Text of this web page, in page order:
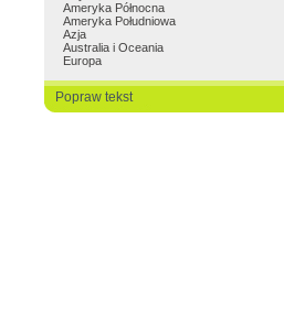
Ameryka Północna
Ameryka Południowa
Azja
Australia i Oceania
Europa
Popraw tekst